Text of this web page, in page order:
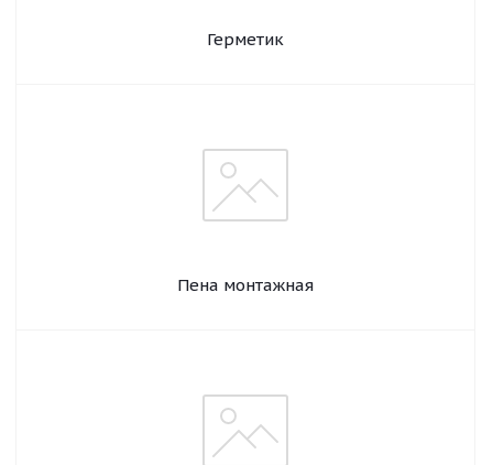
Герметик
Пена монтажная